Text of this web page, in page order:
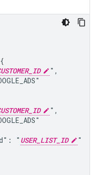
",
",
"
USER_LIST_ID
"